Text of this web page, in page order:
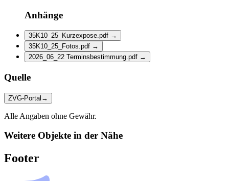
Anhänge
35K10_25_Kurzexpose.pdf →
35K10_25_Fotos.pdf →
2026_06_22 Terminsbestimmung.pdf →
Quelle
ZVG-Portal →
Alle Angaben ohne Gewähr.
Weitere Objekte in der Nähe
Footer